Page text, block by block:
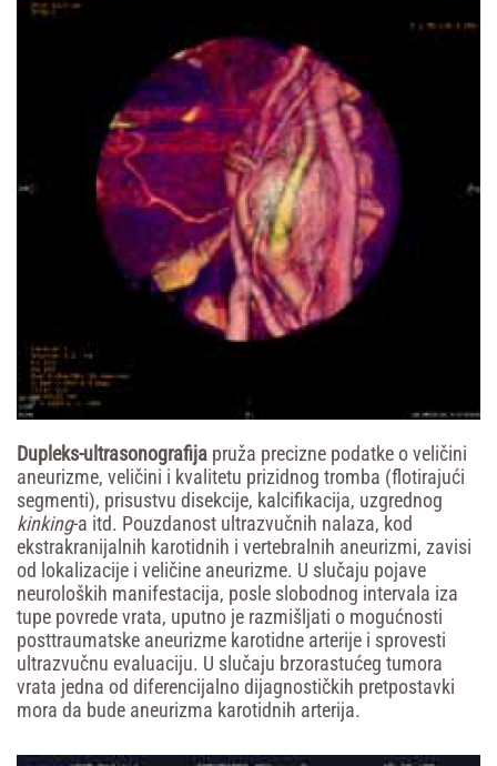
Dupleks-ultrasonografija pruža precizne podatke o veličini
aneurizme, veličini i kvalitetu prizidnog tromba (flotirajući
segmenti), prisustvu disekcije, kalcifikacija, uzgrednog
kinking-a itd. Pouzdanost ultrazvučnih nalaza, kod
ekstrakranijalnih karotidnih i vertebralnih aneurizmi, zavisi
od lokalizacije i veličine aneurizme. U slučaju pojave
neuroloških manifestacija, posle slobodnog intervala iza
tupe povrede vrata, uputno je razmišljati o mogućnosti
posttraumatske aneurizme karotidne arterije i sprovesti
ultrazvučnu evaluaciju. U slučaju brzorastućeg tumora
vrata jedna od diferencijalno dijagnostičkih pretpostavki
mora da bude aneurizma karotidnih arterija.